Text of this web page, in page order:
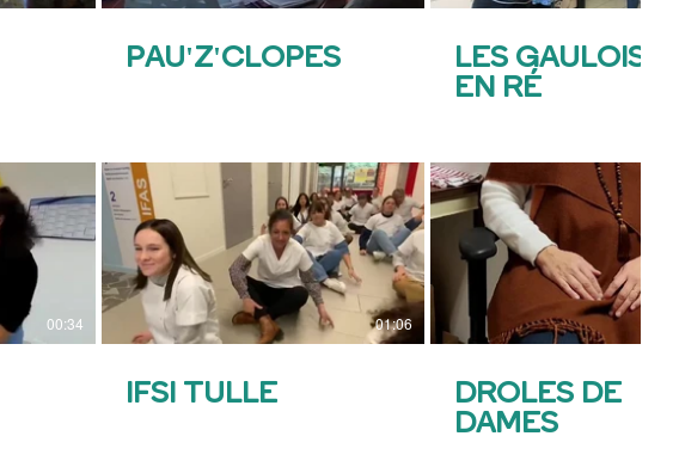
PAU'Z'CLOPES
LES
EN RÉ
00:34 01:06
IFSI TULLE
DROLES DE
DAMES